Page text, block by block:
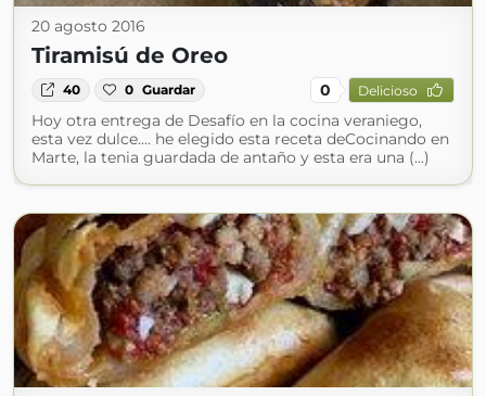
20 agosto 2016
Tiramisú de Oreo
40 0 Guardar 0 Delicioso
Hoy otra entrega de Desafío en la cocina veraniego,
esta vez dulce.... he elegido esta receta deCocinando en
Marte, la tenia guardada de antaño y esta era una (...)